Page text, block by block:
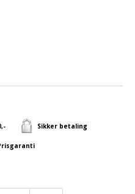
Sikker betaling